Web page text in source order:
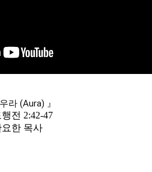
라 (Aura) 』
전 2:42-47
요한 목사